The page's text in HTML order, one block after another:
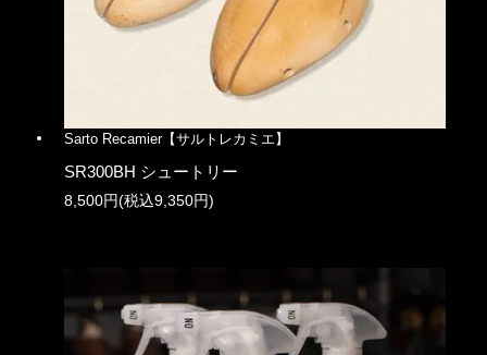
Sarto Recamier【サルトレカミエ】
SR300BH シュートリー
8,500円(税込9,350円)